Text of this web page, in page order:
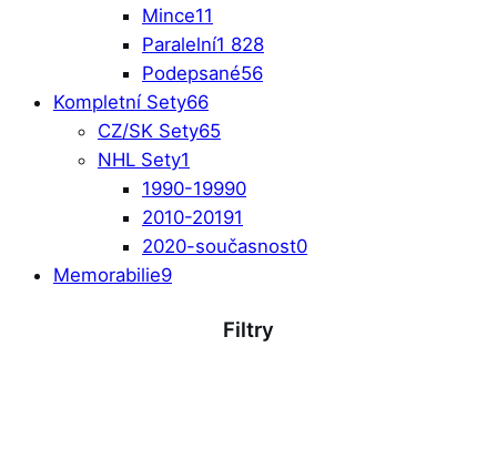
Mince11
Paralelní1 828
Podepsané56
Kompletní Sety66
CZ/SK Sety65
NHL Sety1
1990-19990
2010-20191
2020-současnost0
Memorabilie9
Filtry